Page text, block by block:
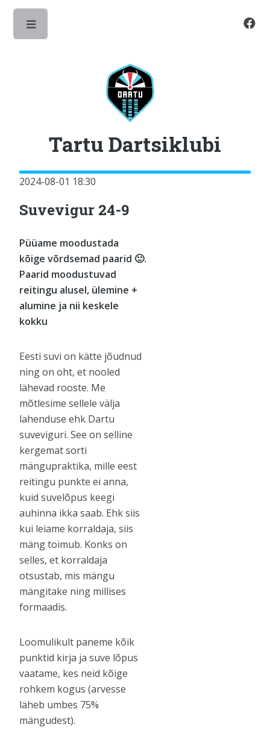
Tartu Dartsiklubi
2024-08-01 18:30
Suvevigur 24-9
Püüame moodustada
kõige võrdsemad paarid 🙂.
Paarid moodustuvad
reitingu alusel, ülemine +
alumine ja nii keskele
kokku
Eesti suvi on kätte jõudnud
ning on oht, et nooled
lähevad rooste. Me
mõtlesime sellele välja
lahenduse ehk Dartu
suveviguri. See on selline
kergemat sorti
mängupraktika, mille eest
reitingu punkte ei anna,
kuid suvelõpus keegi
auhinna ikka saab. Ehk siis
kui leiame korraldaja, siis
mäng toimub. Konks on
selles, et korraldaja
otsustab, mis mängu
mängitake ning millises
formaadis.
Loomulikult paneme kõik
punktid kirja ja suve lõpus
vaatame, kes neid kõige
rohkem kogus (arvesse
läheb umbes 75%
mängudest).